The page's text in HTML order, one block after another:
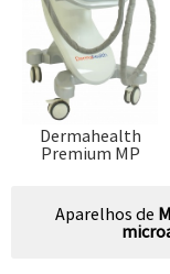
Dermahealth
Premium MP
Aparelhos de